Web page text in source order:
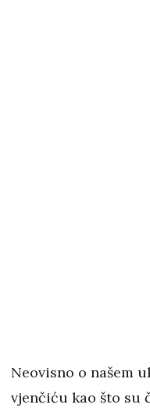
Neovisno o našem
vjenčiću kao što su